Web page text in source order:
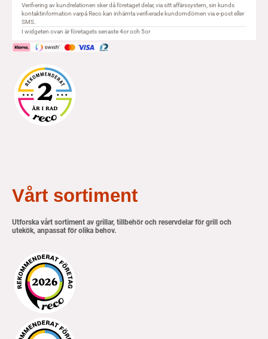
Vårt sortiment
Utforska vårt sortiment av grillar, tillbehör och reservdelar för grill och
utekök, anpassat för olika behov.